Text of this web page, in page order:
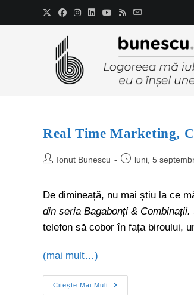
Real Time Marketing,
Ionut Bunescu luni, 5
De dimineață, nu mai știu la ce
din seria Bagabonți &
telefon să cobor în fața biroului,
(mai mult…)
Citește Mai Mult